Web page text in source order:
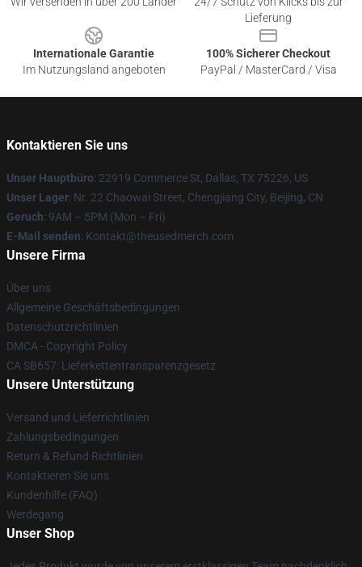
Lieferung
Internationale Garantie
Im Nutzungsland angeboten
100% Sicherer Checkout
PayPal / MasterCard / Visa
Kontaktieren Sie uns
Unser Hauptbüro: 22919 Commerce St, Dallas, TX 75226, US
Unser Lager: Nr. 22 Chaowai Street, Chengjiang City, Beijing, CN
Geruch: 9AM – 5PM (Mon – Fri)
E-Mail senden: Kontakt@theusedmerch.com
Unsere Firma
Über uns
Allgemeine Geschäftsbedingungen
Datenschutzrichtlinien
DMCA - Copyright Policy
CA SB657: Lieferkettentransparenzgesetz
Unsere Unterstützung
Versand und Lieferrichtlinien
Zahlungsbedingungen
Return & Refund Richtlinien
Kontaktieren Sie uns
Kundenhilfe (FAQ)
Werdegang
Unser Shop